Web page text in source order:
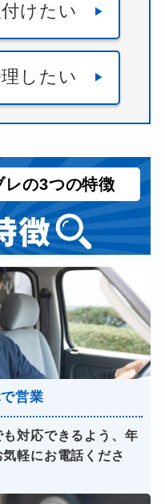
けたい
したい
レの3つの特徴
営業
対応できるよう、年
軽にお電話くださ